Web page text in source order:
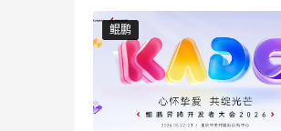
鲲鹏
鲲鹏